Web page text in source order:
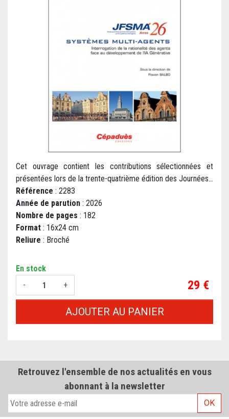
Cet ouvrage contient les contributions sélectionnées et
présentées lors de la trente-quatrième édition des Journées...
Référence : 2283
Année de parution : 2026
Nombre de pages : 182
Format : 16x24 cm
Reliure : Broché
En stock
-
+ Prix
29 €
AJOUTER AU PANIER
Retrouvez l'ensemble de nos actualités en vous
abonnant à la newsletter
OK